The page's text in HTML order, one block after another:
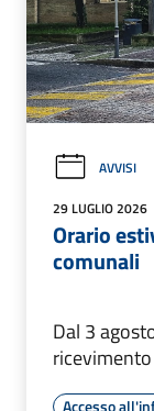
AVVISI
29 LUGLIO 2026
Orario
comunali
Dal 3
Accesso